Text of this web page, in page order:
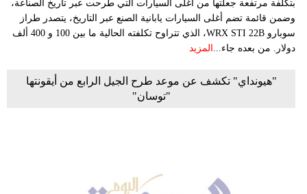
بتكلفة مرتفعة جعلتها من أغلى السيارات التي طرحت عبر تاريخ الصناعة،
وضمن قائمة تضم أغلى السيارات يابانية الصنع عبر التاريخ، يتصدر طراز
سوبارو WRX STI 22B، الذي تتراوح تكلفته الحالية ما بين 100 و 400 ألف
دولار. من بعده جاء... المزيد
"هيونداي" تكشف عن موعد طرح الجيل الرابع من أيقونتها
"توسان"